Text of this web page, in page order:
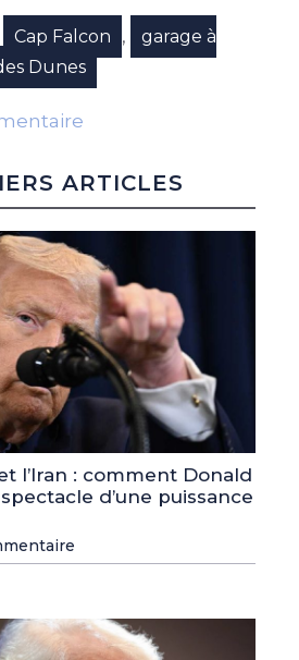
Cap Falcon ,
garage à
Dunes
ARTICLES
l’Iran : comment Donald
d’une puissance